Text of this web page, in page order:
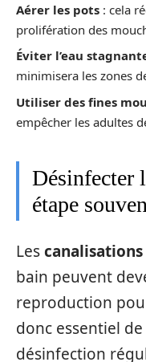
Aérer les pots : cela
prolifération des
Éviter l’eau
minimisera les zones
Utiliser des fines
empêcher les adultes
Désinfecter
étape
Lescanalisations
bain peuvent
reproduction
donc essentiel
désinfection